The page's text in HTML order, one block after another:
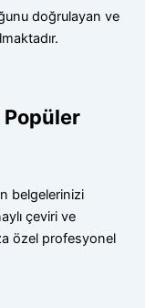
doğrulayan ve
Popüler
belgelerinizi
çeviri ve
özel profesyonel